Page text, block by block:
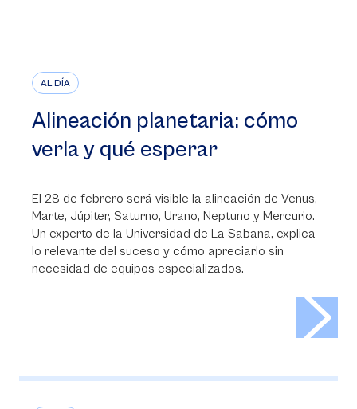
AL DÍA
Alineación planetaria: cómo
verla y qué esperar
El 28 de febrero será visible la alineación de Venus,
Marte, Júpiter, Saturno, Urano, Neptuno y Mercurio.
Un experto de la Universidad de La Sabana, explica
lo relevante del suceso y cómo apreciarlo sin
necesidad de equipos especializados.